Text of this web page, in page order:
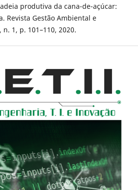
produtiva da cana-de-açúcar:
Revista Gestão Ambiental e
1, p. 101–110, 2020.